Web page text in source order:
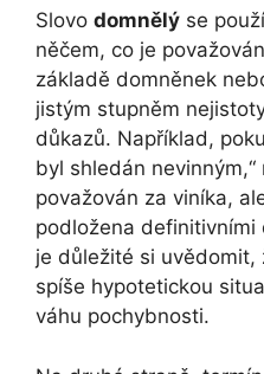
Slovo domnělý se
něčem, co je
základě domněnek
jistým stupněm
důkazů. Například,
byl shledán
považován za viníka,
podložena definitivními
je důležité si uvědomit,
spíše hypotetickou
váhu pochybnosti.